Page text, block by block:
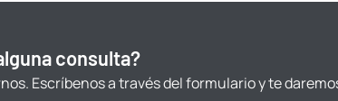
consulta?
Escríbenos a través del formulario y te